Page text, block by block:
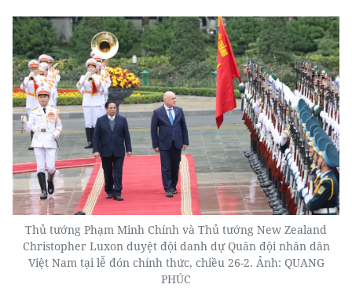
Thủ tướng Phạm Minh Chính và Thủ tướng New Zealand
Christopher Luxon duyệt đội danh dự Quân đội nhân dân
Việt Nam tại lễ đón chính thức, chiều 26-2. Ảnh: QUANG
PHÚC